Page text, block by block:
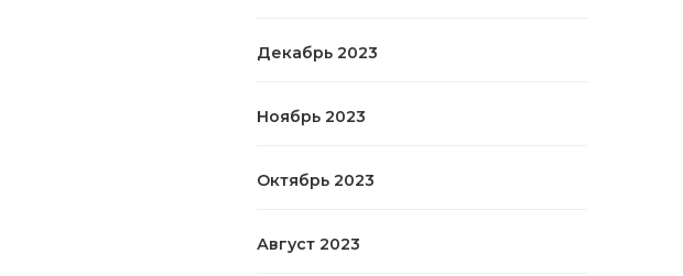
Декабрь 2023
Ноябрь 2023
Октябрь 2023
Август 2023